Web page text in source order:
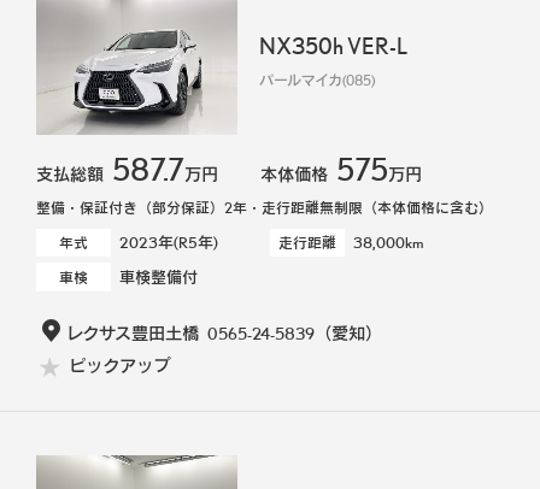
NX350h VER-L
パールマイカ(085)
支払総額 587.7万円 本体価格 575万円
整備・保証付き（部分保証）2年・走行距離無制限（本体価格に含む）
年式
2023年(R5年) 走行距離 38,000km
車検 車検整備付
レクサス豊田土橋 0565-24-5839（愛知）
ピックアップ